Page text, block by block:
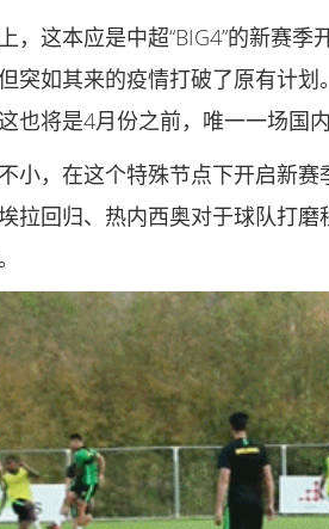
，这本应是中超“BIG4”的新赛
突如其来的疫情打破了原有计
也将是4月份之前，唯一一场国
小，在这个特殊节点下开启新
拉回归、热内西奥对于球队打